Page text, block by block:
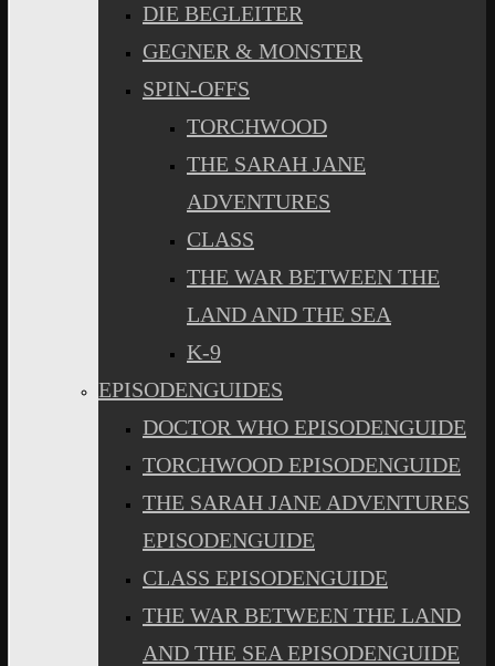
DIE BEGLEITER
GEGNER & MONSTER
SPIN-OFFS
TORCHWOOD
THE SARAH JANE
ADVENTURES
CLASS
THE WAR BETWEEN THE
LAND AND THE SEA
K-9
EPISODENGUIDES
DOCTOR WHO EPISODENGUIDE
TORCHWOOD EPISODENGUIDE
THE SARAH JANE ADVENTURES
EPISODENGUIDE
CLASS EPISODENGUIDE
THE WAR BETWEEN THE LAND
AND THE SEA EPISODENGUIDE